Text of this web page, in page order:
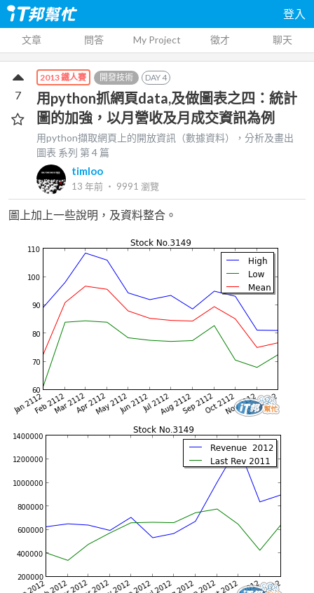
登入
文章 問答 My Project 徵才 聊天
2013 鐵人賽 開發技術 DAY4
用python抓網頁data,及做圖表之四：統計
圖的加強，以月營收及月成交資訊為例
用python擷取網頁上的開放資訊（數據資料），分析及畫出
圖表 系列 第4 篇
timloo
13 年前 ‧ 9991 瀏覽
7
圖上加上一些說明，及資料整合。